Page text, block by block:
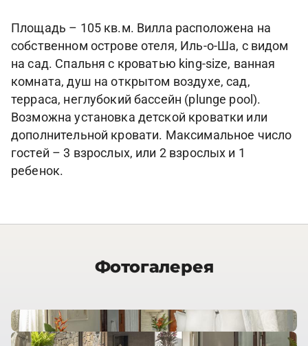
Площадь – 105 кв.м. Вилла расположена на
собственном острове отеля, Иль-о-Ша, с видом
на сад. Спальня с кроватью king-size, ванная
комната, душ на открытом воздухе, сад,
терраса, неглубокий бассейн (plunge pool).
Возможна установка детской кроватки или
дополнительной кровати. Максимальное число
гостей – 3 взрослых, или 2 взрослых и 1
ребенок.
Фотогалерея